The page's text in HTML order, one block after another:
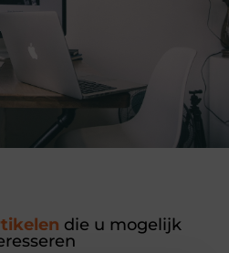
die u mogelijk